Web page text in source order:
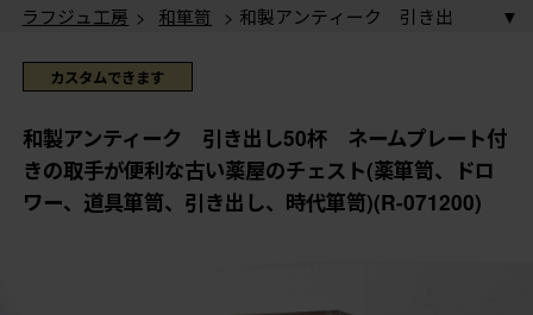
ラフジュ工房 > 和箪笥
チェスト(薬箪笥、ドロワー、道具箪笥、引き出し、時代
箪笥)(R-071200)
ラフジュ工房 > 和箪笥
ク 引き出し50杯 ネームプレート付きの取手が便利な
古い薬屋のチェスト(薬箪笥、ドロワー、道具箪笥、引き
出し、時代箪笥)(R-071200)
カスタムできます
和製アンティーク 引き出し50杯 ネームプレート付
きの取手が便利な古い薬屋のチェスト(薬箪笥、ドロ
ワー、道具箪笥、引き出し、時代箪笥)(R-071200)